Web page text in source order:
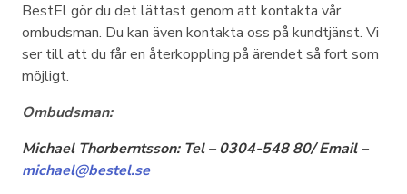
BestEl gör du det lättast genom att kontakta vår
ombudsman. Du kan även kontakta oss på kundtjänst. Vi
ser till att du får en återkoppling på ärendet så fort som
möjligt.
Ombudsman:
Michael Thorberntsson: Tel – 0304-548 80/Email –
michael@bestel.se